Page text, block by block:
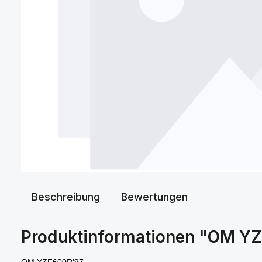
Beschreibung Bewertungen
Produktinformationen "OM